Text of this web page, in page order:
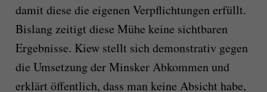
damit diese die eigenen Verpflichtungen erfüllt.
Bislang zeitigt diese Mühe keine sichtbaren
Ergebnisse. Kiew stellt sich demonstrativ gegen
die Umsetzung der Minsker Abkommen und
erklärt öffentlich, dass man keine Absicht habe,